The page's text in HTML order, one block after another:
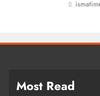
Most Read